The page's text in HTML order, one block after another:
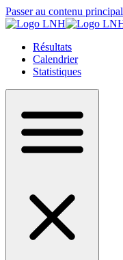
Passer au contenu principal
Résultats
Calendrier
Statistiques